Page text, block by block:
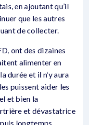
en ajoutant qu’il
que les autres
de collecter.
ont des dizaines
alimenter en
durée et il n’y aura
puissent aider les
et bien la
et dévastatrice
longtemps.